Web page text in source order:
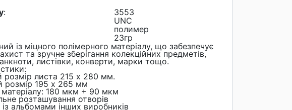
:
3553
UNC
полимер
23гр
із міцного полімерного матеріалу, що забезпечує
та зручне зберігання колекційних предметів,
листівки, конверти, марки тощо.
розмір листа 215 х 280 мм.
розмір 195 х 265 мм
180 мкм + 90 мкм
розташування отворів
альбомами інших виробників